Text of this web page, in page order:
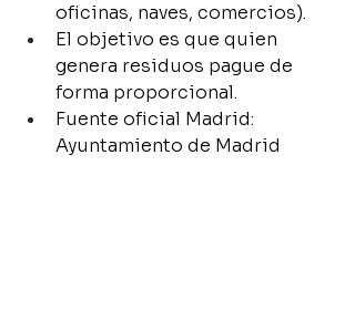
oficinas, naves, comercios).
El objetivo es que quien
genera residuos pague de
forma proporcional.
Fuente oficial Madrid:
Ayuntamiento de Madrid